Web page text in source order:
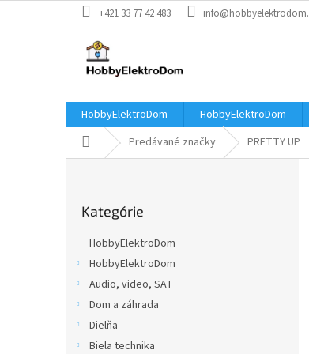
na
+421 33 77 42 483
HobbyElektroDom HobbyElektroDom
DomovPredávané značky PRETTY UP
kategórie
Kategórie
HobbyElektroDom
HobbyElektroDom
Audio, video, SAT
Dom a záhrada
Dielňa
Biela technika